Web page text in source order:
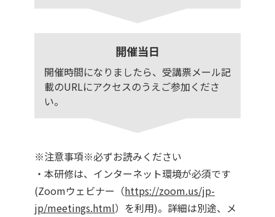
開催当日
開催時間になりましたら、受講票メール記
載のURLにアクセスのうえご参加くださ
い。
※注意事項※必ずお読みください
・本研修は、インターネット環境が必須です
(Zoomウェビナー（https://zoom.us/jp-
jp/meetings.html）を利用)。詳細は別途、メ